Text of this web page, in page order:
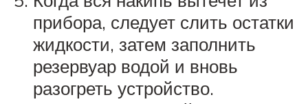
прибора, следует слить остатки
жидкости, затем заполнить
резервуар водой и вновь
разогреть устройство.